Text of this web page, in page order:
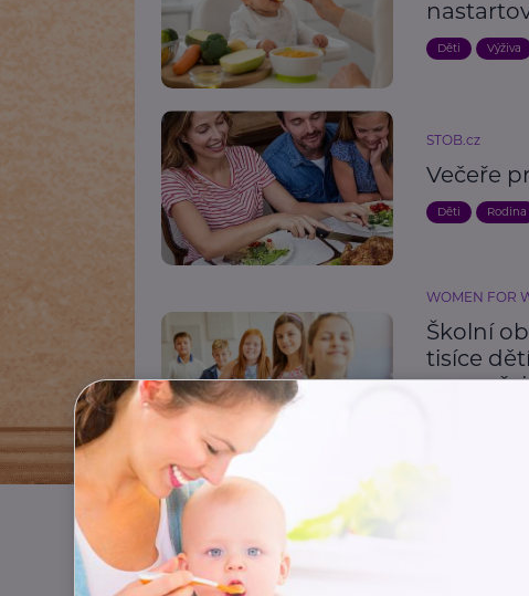
Děti Výživa
STOB.cz
Večeře
Děti Rodina
WOMEN FOR
Školní
tisíce